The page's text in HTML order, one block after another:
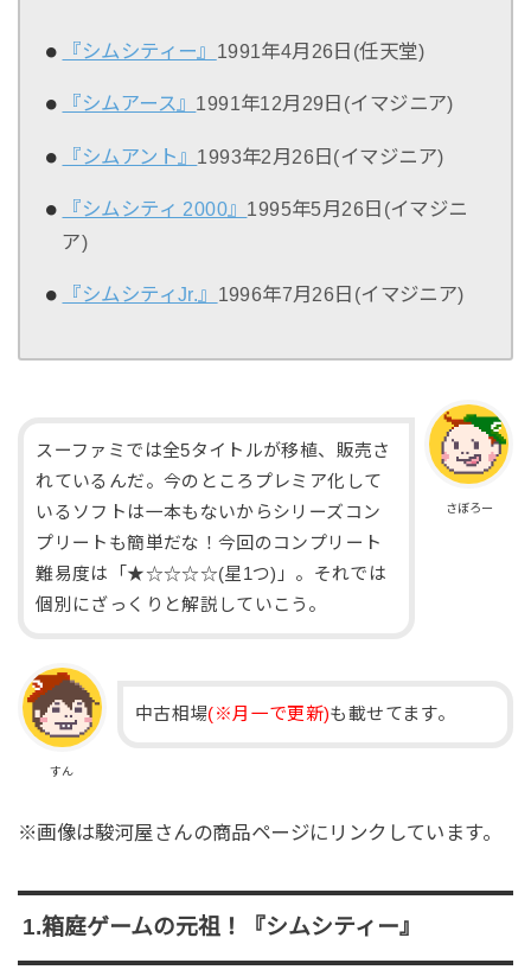
『シムシティー』 1991年4月26日(任天堂)
『シムアース』 1991年12月29日(イマジニア)
『シムアント』 1993年2月26日(イマジニア)
『シムシティ 2000』 1995年5月26日(イマジニ
ア)
『シムシティJr.』 1996年7月26日(イマジニア)
さぼろー
スーファミでは全5タイトルが移植、販売さ
れているんだ。今のところプレミア化して
いるソフトは一本もないからシリーズコン
プリートも簡単だな！今回のコンプリート
難易度は「★☆☆☆☆(星1つ)」。それでは
個別にざっくりと解説していこう。
すん
中古相場(※月一で更新)も載せてます。
※画像は駿河屋さんの商品ページにリンクしています。
1.箱庭ゲームの元祖！『シムシティー』